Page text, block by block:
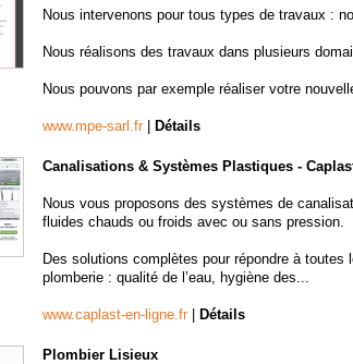
Nous intervenons pour tous types de travaux :
Nous réalisons des travaux dans plusieurs
Nous pouvons par exemple réaliser votre
www.mpe-sarl.fr Détails
Canalisations & Systèmes Plastiques -
Nous vous proposons des systèmes de
fluides chauds ou froids avec ou sans pression.
Des solutions complètes pour répondre à
plomberie : qualité de l’eau, hygiène des...
www.caplast-en-ligne.fr Détails
Plombier Lisieux